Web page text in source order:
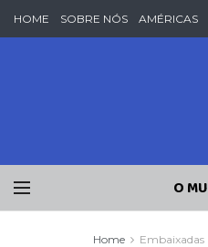
HOME SOBRE NÓS AMÉRICAS
O
Home Embaixadas